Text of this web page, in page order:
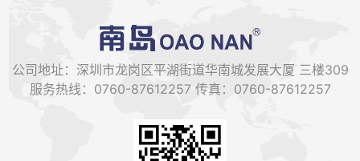
公司地址：深圳市龙岗区平湖街道华南城发展大厦 三楼309
服务热线：0760-87612257 传真：0760-87612257